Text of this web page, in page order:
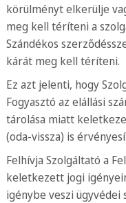
körülményt elkerülje
meg kell téríteni a
Szándékos
kárát meg kell téríteni.
Ez azt jelenti, hogy
Fogyasztó az elállási
tárolása miatt
(oda-vissza) is
Felhívja Szolgáltató a
keletkezett jogi
igénybe veszi ügyvédei